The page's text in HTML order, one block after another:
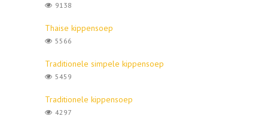
9138
Thaise kippensoep
5566
Traditionele simpele kippensoep
5459
Traditionele kippensoep
4297